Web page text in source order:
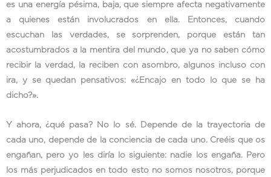
es una energía pésima, baja, que siempre afecta negativamente
a quienes están involucrados en ella. Entonces, cuando
escuchan las verdades, se sorprenden, porque están tan
acostumbrados a la mentira del mundo, que ya no saben cómo
recibir la verdad, la reciben con asombro, algunos incluso con
ira, y se quedan pensativos: «¿Encajo en todo lo que se ha
dicho?».
Y ahora, ¿qué pasa? No lo sé. Depende de la trayectoria de
cada uno, depende de la conciencia de cada uno. Creéis que os
engañan, pero yo les diría lo siguiente: nadie los engaña. Pero
los más perjudicados en todo esto no somos nosotros, porque